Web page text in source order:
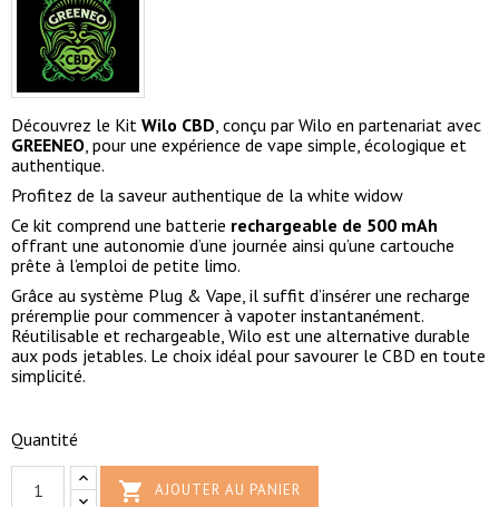
Découvrez le Kit Wilo CBD, conçu par Wilo en partenariat avec
GREENEO, pour une expérience de vape simple, écologique et
authentique.
Profitez de la saveur authentique de la white widow
Ce kit comprend une batterie rechargeable de 500 mAh
offrant une autonomie d’une journée ainsi qu’une cartouche
prête à l’emploi de petite limo.
Grâce au système Plug & Vape, il suffit d’insérer une recharge
préremplie pour commencer à vapoter instantanément.
Réutilisable et rechargeable, Wilo est une alternative durable
aux pods jetables. Le choix idéal pour savourer le CBD en toute
simplicité.
Quantité
 AJOUTER AU PANIER